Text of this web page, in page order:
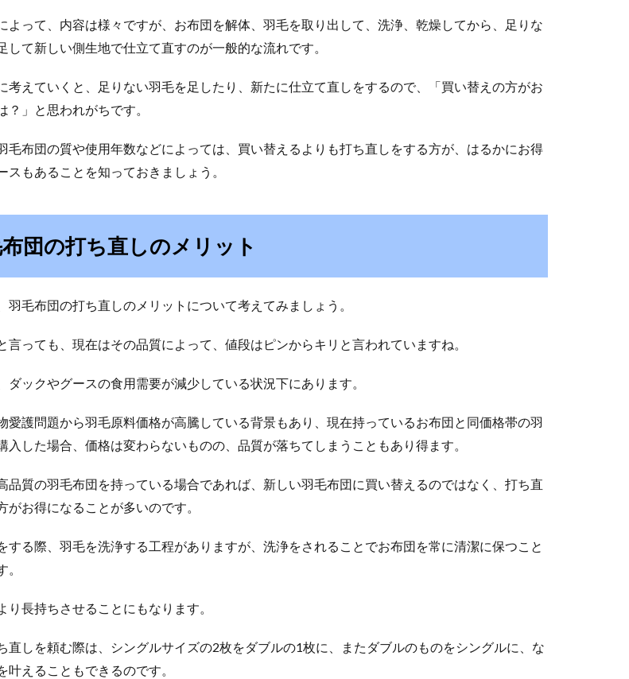
よって、内容は様々ですが、お布団を解体、羽毛を取り出して、洗浄、乾燥してから、足りな
して新しい側生地で仕立て直すのが一般的な流れです。
考えていくと、足りない羽毛を足したり、新たに仕立て直しをするので、「買い替えの方がお
？」と思われがちです。
毛布団の質や使用年数などによっては、買い替えるよりも打ち直しをする方が、はるかにお得
スもあることを知っておきましょう。
団の打ち直しのメリット
羽毛布団の打ち直しのメリットについて考えてみましょう。
言っても、現在はその品質によって、値段はピンからキリと言われていますね。
ダックやグースの食用需要が減少している状況下にあります。
愛護問題から羽毛原料価格が高騰している背景もあり、現在持っているお布団と同価格帯の羽
入した場合、価格は変わらないものの、品質が落ちてしまうこともあり得ます。
品質の羽毛布団を持っている場合であれば、新しい羽毛布団に買い替えるのではなく、打ち直
がお得になることが多いのです。
する際、羽毛を洗浄する工程がありますが、洗浄をされることでお布団を常に清潔に保つこと
。
り長持ちさせることにもなります。
直しを頼む際は、シングルサイズの2枚をダブルの1枚に、またダブルのものをシングルに、な
叶えることもできるのです。